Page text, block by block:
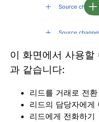
이 화면에서 사용
과 같습니다:
리드를 거래로 전환
리드의 담당자에게
리드에게 전화하기